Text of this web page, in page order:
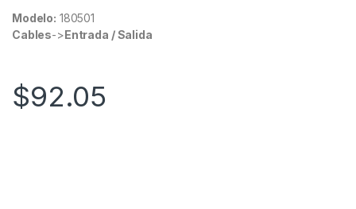
Modelo: 180501
Cables-> Entrada / Salida
$92.05